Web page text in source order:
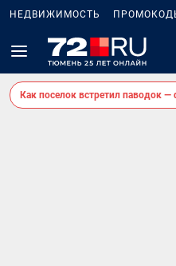
НЕДВИЖИМОСТЬ
Как поселок встретил паводок —